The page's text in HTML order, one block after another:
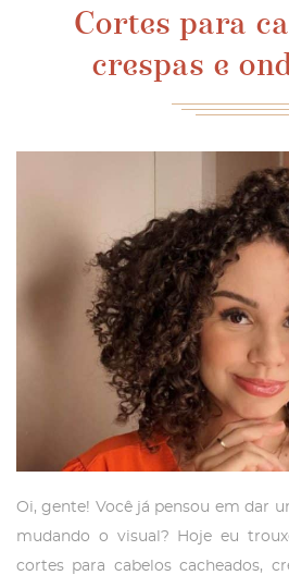
Cortes para
crespas e
Oi, gente! Você já pensou em dar
mudando o visual? Hoje eu
cortes para cabelos cacheados,